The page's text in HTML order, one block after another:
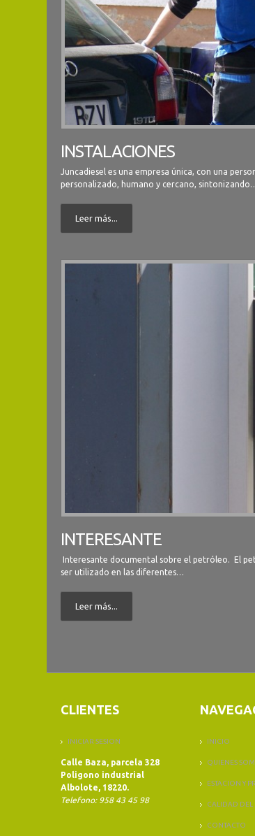
INSTALACIONES
Juncadiesel es una empresa única, con una
personalizado, humano y cercano, sintonizando…
Leer más...
INTERESANTE
Interesante documental sobre el petróleo. El
ser utilizado en las diferentes…
Leer más...
CLIENTES
INICIAR SESION
Calle Baza, parcela 328
Poligono industrial
Albolote, 18220.
Telefono: 958 43 45 98
INICIO
QUIENES
ESTACION Y
CALIDAD DEL
CONTACTO